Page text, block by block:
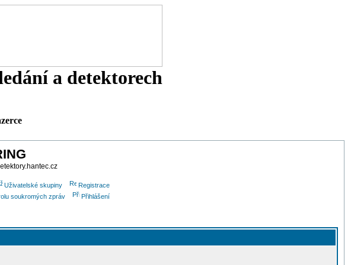
a detektorech
Uživatelské skupiny
Registrace
soukromých zpráv Přihlášení